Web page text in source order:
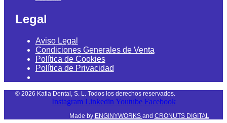
Legal
Aviso Legal
Condiciones Generales de Venta
Política de Cookies
Política de Privacidad
© 2026 Katia Dental, S. L. Todos los derechos reservados.
Instagram Linkedin Youtube Facebook
Made by ENGINYWORKS and CRONUTS DIGITAL